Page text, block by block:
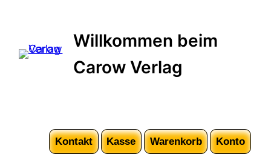
Willkommen beim
Carow Verlag
Kontakt Kasse Warenkorb Konto